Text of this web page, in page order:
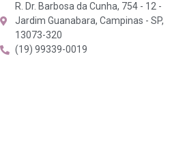
R. Dr. Barbosa da Cunha, 754 - 12 -
Jardim Guanabara, Campinas - SP,
13073-320
(19) 99339-0019